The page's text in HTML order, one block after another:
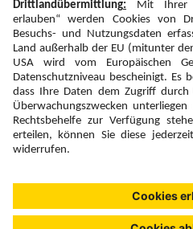
Newsletter:
Fairness und
Unsere
Copyright © 2026